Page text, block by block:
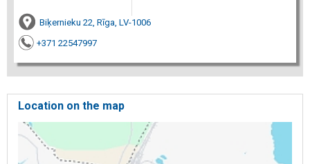
Biķernieku 22, Rīga, LV-1006
+371 22547997
Location on the map